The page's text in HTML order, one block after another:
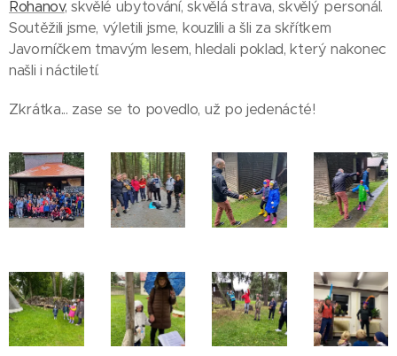
Rohanov, skvělé ubytování, skvělá strava, skvělý personál.
Soutěžili jsme, výletili jsme, kouzlili a šli za skřítkem
Javorníčkem tmavým lesem, hledali poklad, který nakonec
našli i náctiletí.
Zkrátka... zase se to povedlo, už po jedenácté!